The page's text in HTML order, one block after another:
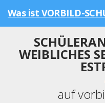
Was ist VORBILD-
WEIBLICHES
auf